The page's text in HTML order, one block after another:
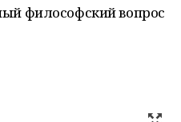
философский вопрос